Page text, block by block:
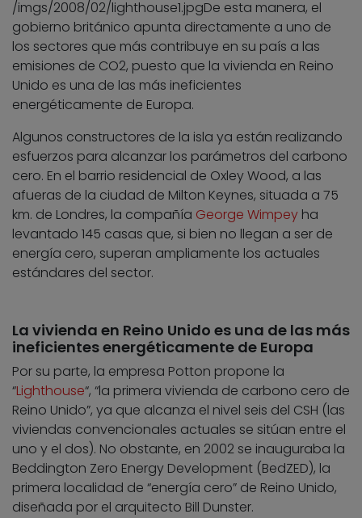
/imgs/2008/02/lighthouse1.jpgDe esta manera, el
gobierno británico apunta directamente a uno de
los sectores que más contribuye en su país a las
emisiones de CO2, puesto que la vivienda en Reino
Unido es una de las más ineficientes
energéticamente de Europa.
Algunos constructores de la isla ya están realizando
esfuerzos para alcanzar los parámetros del carbono
cero. En el barrio residencial de Oxley Wood, a las
afueras de la ciudad de Milton Keynes, situada a 75
km. de Londres, la compañía George Wimpey ha
levantado 145 casas que, si bien no llegan a ser de
energía cero, superan ampliamente los actuales
estándares del sector.
La vivienda en Reino Unido es una de las más
ineficientes energéticamente de Europa
Por su parte, la empresa Potton propone la
“Lighthouse“, “la primera vivienda de carbono cero de
Reino Unido”, ya que alcanza el nivel seis del CSH (las
viviendas convencionales actuales se sitúan entre el
uno y el dos). No obstante, en 2002 se inauguraba la
Beddington Zero Energy Development (BedZED), la
primera localidad de “energía cero” de Reino Unido,
diseñada por el arquitecto Bill Dunster.